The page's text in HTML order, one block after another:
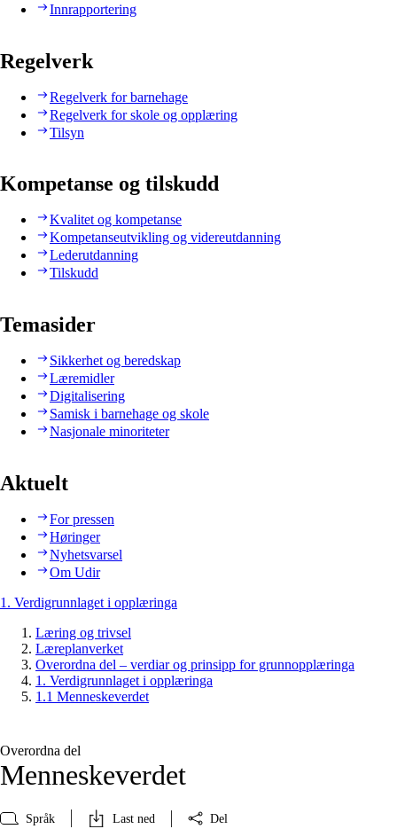
Innrapportering
Regelverk
Regelverk for barnehage
Regelverk for skole og opplæring
Tilsyn
Kompetanse og tilskudd
Kvalitet og kompetanse
Kompetanseutvikling og videreutdanning
Lederutdanning
Tilskudd
Temasider
Sikkerhet og beredskap
Læremidler
Digitalisering
Samisk i barnehage og skole
Nasjonale minoriteter
Aktuelt
For pressen
Høringer
Nyhetsvarsel
Om Udir
1. Verdigrunnlaget i opplæringa
Læring og trivsel
Læreplanverket
Overordna del – verdiar og prinsipp for grunnopplæringa
1. Verdigrunnlaget i opplæringa
1.1 Menneskeverdet
Overordna del
Menneskeverdet
Språk Last ned Del